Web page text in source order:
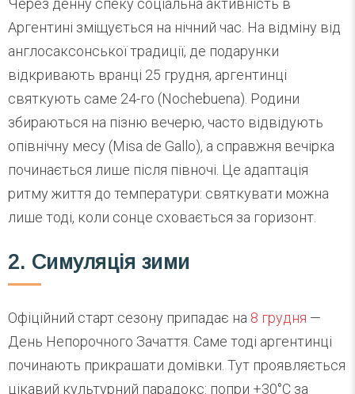
Аргентині зміщується на нічний час. На відміну від
англосаксонської традиції, де подарунки
відкривають вранці 25 грудня, аргентинці
святкують саме 24-го (Nochebuena). Родини
збираються на пізню вечерю, часто відвідують
опівнічну месу (Misa de Gallo), а справжня вечірка
починається лише після півночі. Це адаптація
ритму життя до температури: святкувати можна
лише тоді, коли сонце сховається за горизонт.
2. Симуляція зими
Офіційний старт сезону припадає на 8 грудня —
День Непорочного Зачаття. Саме тоді аргентинці
починають прикрашати домівки. Тут проявляється
цікавий культурний парадокс: попри +30°C за